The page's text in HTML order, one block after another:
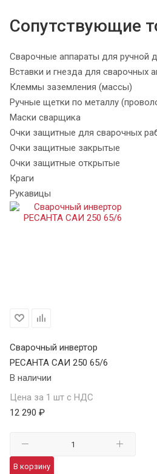
Сопутствующие
Сварочные аппараты для ручной
Вставки и гнезда для сварочных
Клеммы заземления (массы)
Ручные щетки по металлу
Маски сварщика
Очки защитные для сварочных
Очки защитные закрытые
Очки защитные открытые
Краги
Рукавицы
Сварочный инвертор
РЕСАНТА САИ 250 65/6
В наличии
Цена за 1 шт с НДС
12 290 ₽
В корзину